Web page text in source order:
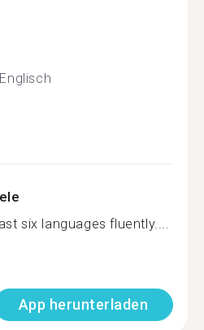
Englisch
six languages fluently....
App herunterladen